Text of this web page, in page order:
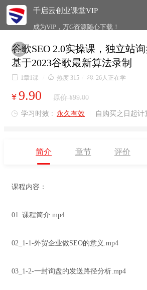
千启云创业课堂VIP
成为VIP，万G资源随心下载！

谷歌SEO 2.0实操课，独立站
基于2023谷歌最新算法录制
 1章1课  热度 315  26人正在学
¥ 9.90 原价 ¥99.00
 学习时效 : 永久有效 自购买之日起计
简介 章节 评价
课程内容：
01_课程简介.mp4
02_1-1-外贸企业做SEO的意义.mp4
03_1-2-一封询盘的发送路径分析.mp4